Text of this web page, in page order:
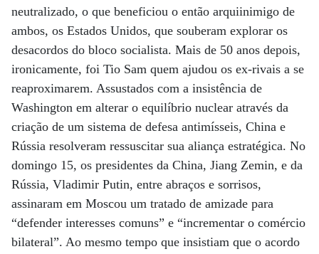
neutralizado, o que beneficiou o então arquiinimigo de
ambos, os Estados Unidos, que souberam explorar os
desacordos do bloco socialista. Mais de 50 anos depois,
ironicamente, foi Tio Sam quem ajudou os ex-rivais a se
reaproximarem. Assustados com a insistência de
Washington em alterar o equilíbrio nuclear através da
criação de um sistema de defesa antimísseis, China e
Rússia resolveram ressuscitar sua aliança estratégica. No
domingo 15, os presidentes da China, Jiang Zemin, e da
Rússia, Vladimir Putin, entre abraços e sorrisos,
assinaram em Moscou um tratado de amizade para
“defender interesses comuns” e “incrementar o comércio
bilateral”. Ao mesmo tempo que insistiam que o acordo